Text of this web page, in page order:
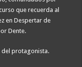
que recuerda al
en Despertar de
Dente.
del protagonista.